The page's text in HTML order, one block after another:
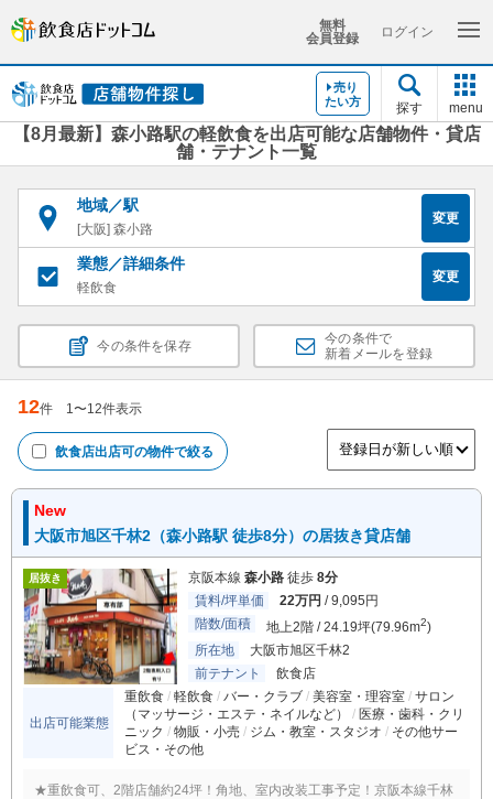
無料
会員登録
ログイン
売り
たい方
探す menu
【8月最新】森小路駅の軽飲食を出店可能な店舗物件・貸店
舗・テナント一覧
地域／駅
[大阪] 森小路
変更
業態／詳細条件
軽飲食
変更
今の条件を保存
今の条件で
新着メールを登録
12件 1〜12件表示
飲食店出店可の物件で絞る
New
大阪市旭区千林2（森小路駅 徒歩8分）の居抜き貸店舗
居抜き 京阪本線 森小路 徒歩 8分
賃料/坪単価
22万円 / 9,095円
階数/面積
地上2階 / 24.19坪(79.96m2)
所在地
大阪市旭区千林2
前テナント
飲食店
出店可能業態
重飲食 軽飲食 バー・クラブ 美容室・理容室
サロン
（マッサージ・エステ・ネイルなど）
医療・歯科・クリ
ニック
物販・小売 ジム・教室・スタジオ
その他サー
ビス・その他
★重飲食可、2階店舗約24坪！角地、室内改装工事予定！京阪本線千林